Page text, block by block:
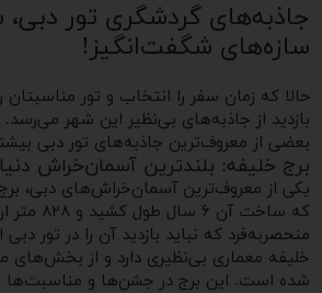
جاذبه‌های گردشگری تور دبی،
سازه‌های شگفت‌انگیز!
حالا که زمان سفر را انتخاب و تور مناسبتان
بازدید از جاذبه‌های بی‌نظیر این شهر می‌رسد.
بعضی از معروف‌ترین جاذبه‌های تور دبی
برج خلیفه: بلندترین آسمان‌خراش
یکی از معروف‌ترین آسمان‌خراش‌های دبی،
که ساخت آن
منحصربه‌فرد که نباید بازدید آن را در تور
خلیفه معماری بی‌نظیری دارد و از
شده است. این برج در جشن‌ها و مناسبت‌ها